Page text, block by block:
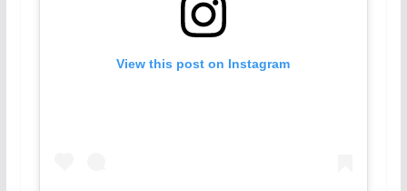
View this post on Instagram